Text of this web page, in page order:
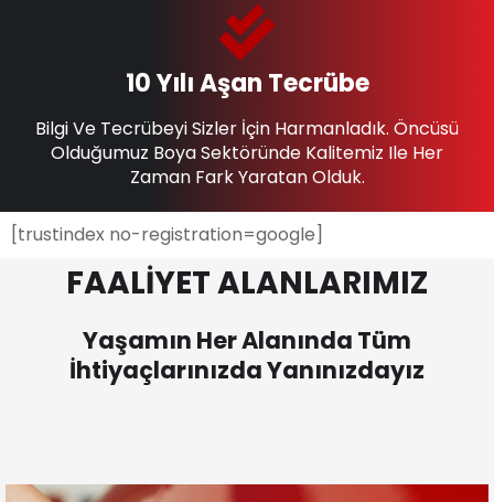
10 Yılı Aşan Tecrübe
Bilgi Ve Tecrübeyi Sizler İçin Harmanladık. Öncüsü
Olduğumuz Boya Sektöründe Kalitemiz Ile Her
Zaman Fark Yaratan Olduk.
[trustindex no-registration=google]
FAALİYET ALANLARIMIZ
Yaşamın Her Alanında Tüm
İhtiyaçlarınızda Yanınızdayız